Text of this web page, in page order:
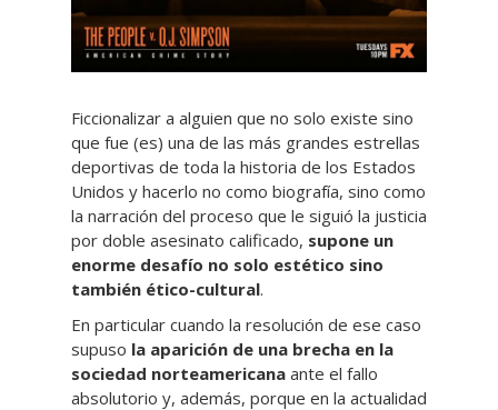
Ficcionalizar a alguien que no solo existe sino
que fue (es) una de las más grandes estrellas
deportivas de toda la historia de los Estados
Unidos y hacerlo no como biografía, sino como
la narración del proceso que le siguió la justicia
por doble asesinato calificado, supone un
enorme desafío no solo estético sino
también ético-cultural.
En particular cuando la resolución de ese caso
supuso la aparición de una brecha en la
sociedad norteamericana ante el fallo
absolutorio y, además, porque en la actualidad